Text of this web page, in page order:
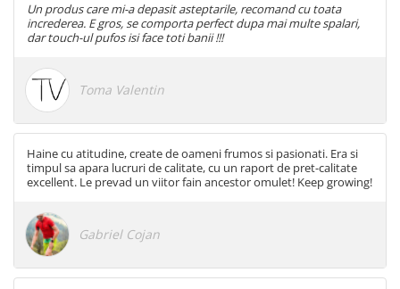
Home&Deco
Un produs care mi-a depasit asteptarile, recomand cu toata
increderea. E gros, se comporta perfect dupa mai multe spalari,
dar touch-ul pufos isi face toti banii !!!
Toma Valentin
Haine cu atitudine, create de oameni frumos si pasionati. Era si
timpul sa apara lucruri de calitate, cu un raport de pret-calitate
excellent. Le prevad un viitor fain ancestor omulet! Keep growing!
Gabriel Cojan